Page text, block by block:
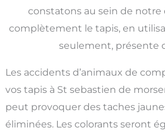
constatons au sein de notre
complètement le tapis, en
seulement, présente
Les accidents d’animaux de
vos tapis à St sebastien de
peut provoquer des taches
éliminées. Les colorants seront